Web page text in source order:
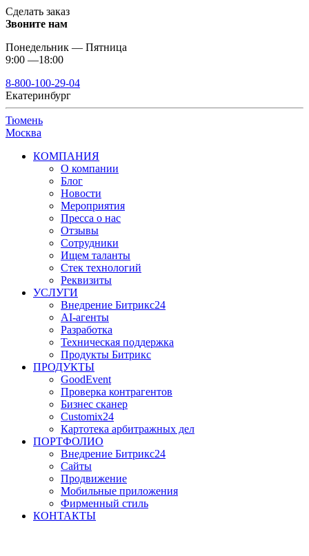
Сделать заказ
Звоните нам
Понедельник — Пятница
9:00 —18:00
8-800-100-29-04
Екатеринбург
Тюмень
Москва
КОМПАНИЯ
О компании
Блог
Новости
Мероприятия
Пресса о нас
Отзывы
Сотрудники
Ищем таланты
Стек технологий
Реквизиты
УСЛУГИ
Внедрение Битрикс24
AI-агенты
Разработка
Техническая поддержка
Продукты Битрикс
ПРОДУКТЫ
GoodEvent
Проверка контрагентов
Бизнес сканер
Customix24
Картотека арбитражных дел
ПОРТФОЛИО
Внедрение Битрикс24
Сайты
Продвижение
Мобильные приложения
Фирменный стиль
КОНТАКТЫ